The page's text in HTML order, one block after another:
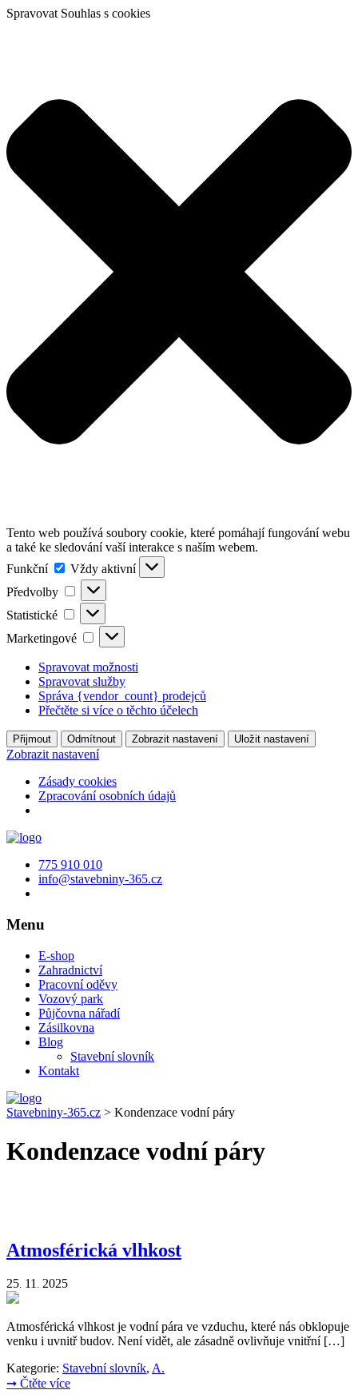
Spravovat Souhlas s cookies
Tento web používá soubory cookie, které pomáhají fungování webu
a také ke sledování vaší interakce s naším webem.
Funkční
Funkční
Vždy aktivní
Předvolby
Předvolby
Statistické
Statistické
Marketingové
Marketingové
Spravovat možnosti
Spravovat služby
Správa {vendor_count} prodejců
Přečtěte si více o těchto účelech
Přijmout Odmítnout Zobrazit nastavení Uložit nastavení
Zobrazit nastavení
Zásady cookies
Zpracování osobních údajů
775 910 010
info@stavebniny-365.cz
Menu
E-shop
Zahradnictví
Pracovní oděvy
Vozový park
Půjčovna nářadí
Zásilkovna
Blog
Stavební slovník
Kontakt
Stavebniny-365.cz > Kondenzace vodní páry
Kondenzace vodní páry
Atmosférická vlhkost
25. 11. 2025
Atmosférická vlhkost je vodní pára ve vzduchu, které nás obklopuje
venku i uvnitř budov. Není vidět, ale zásadně ovlivňuje vnitřní […]
Kategorie: Stavební slovník, A.
➞ Čtěte více